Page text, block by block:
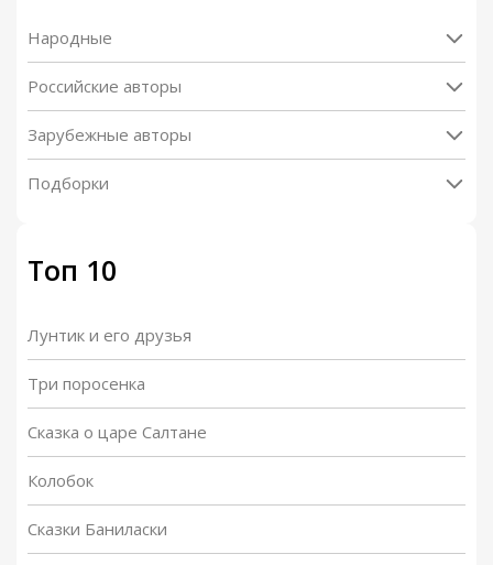
Народные
Российские авторы
Зарубежные авторы
Подборки
Топ 10
Лунтик и его друзья
Три поросенка
Сказка о царе Салтане
Колобок
Сказки Баниласки